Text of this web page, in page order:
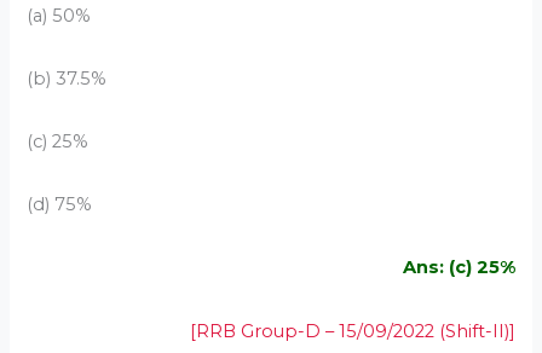
(a) 50%
(b) 37.5%
(c) 25%
(d) 75%
Ans: (c) 25%
[RRB Group-D – 15/09/2022 (Shift-II)]